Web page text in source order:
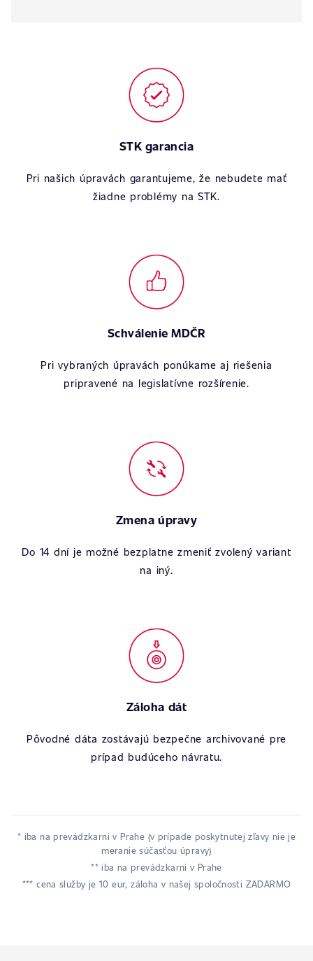
STK garancia
Pri našich úpravách garantujeme, že nebudete mať
žiadne problémy na STK.
Schválenie MDČR
Pri vybraných úpravách ponúkame aj riešenia
pripravené na legislatívne rozšírenie.
Zmena úpravy
Do 14 dní je možné bezplatne zmeniť zvolený variant
na iný.
Záloha dát
Pôvodné dáta zostávajú bezpečne archivované pre
prípad budúceho návratu.
* iba na prevádzkarni v Prahe (v prípade poskytnutej zľavy nie je
meranie súčasťou úpravy)
** iba na prevádzkarni v Prahe
*** cena služby je 10 eur, záloha v našej spoločnosti ZADARMO